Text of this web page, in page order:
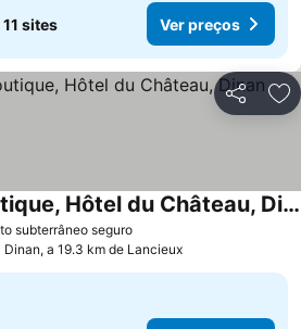
11 sites Ver preços
Partilhar
subterrâneo seguro
The Originals Boutique, Hôtel du Château, Dinan
Dinan, a 19.3 km de Lancieux